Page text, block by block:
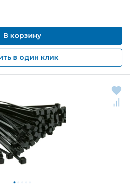
В корзину
в один клик